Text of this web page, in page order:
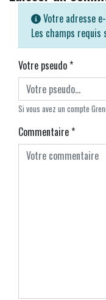
Votre adresse
Les champs
Votre pseudo*
Si vous avez un compte
Commentaire*